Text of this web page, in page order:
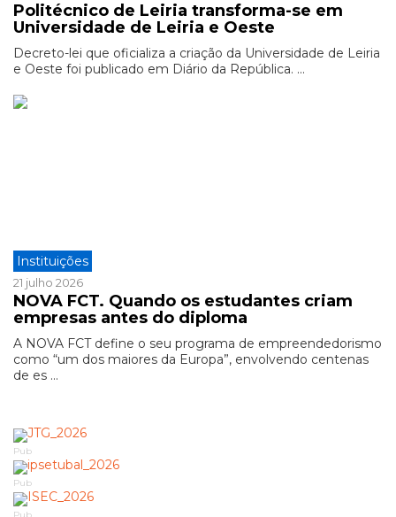
Politécnico de Leiria transforma-se em
Universidade de Leiria e Oeste
Decreto-lei que oficializa a criação da Universidade de Leiria
e Oeste foi publicado em Diário da República. ...
Instituições
21 julho 2026
NOVA FCT. Quando os estudantes criam
empresas antes do diploma
A NOVA FCT define o seu programa de empreendedorismo
como “um dos maiores da Europa”, envolvendo centenas
de es ...
Pub
Pub